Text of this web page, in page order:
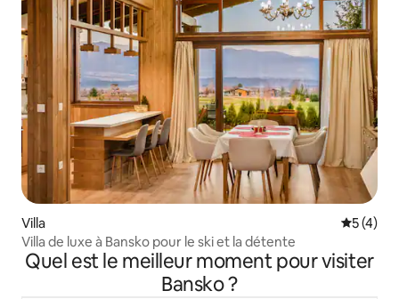
Villa
5 (4)
Villa de luxe à Bansko pour le ski et la détente
Quel est le meilleur moment pour visiter
Bansko ?